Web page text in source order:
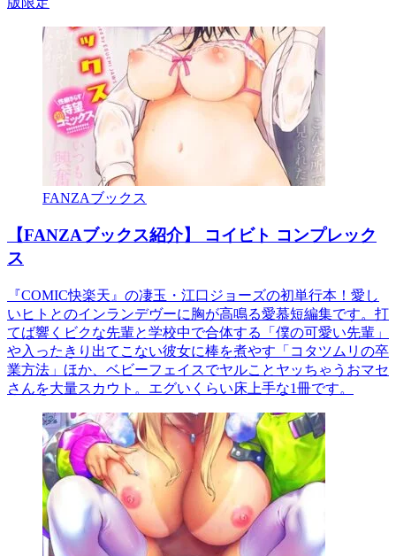
FANZAブックス
【FANZAブックス紹介】 コイビト コンプレック
ス
『COMIC快楽天』の凄玉・江口ジョーズの初単行本！愛し
いヒトとのインランデヴーに胸が高鳴る愛慕短編集です。打
てば響くビクな先輩と学校中で合体する「僕の可愛い先輩」
や入ったきり出てこない彼女に棒を煮やす「コタツムリの卒
業方法」ほか、ベビーフェイスでヤルことヤッちゃうおマセ
さんを大量スカウト。エグいくらい床上手な1冊です。